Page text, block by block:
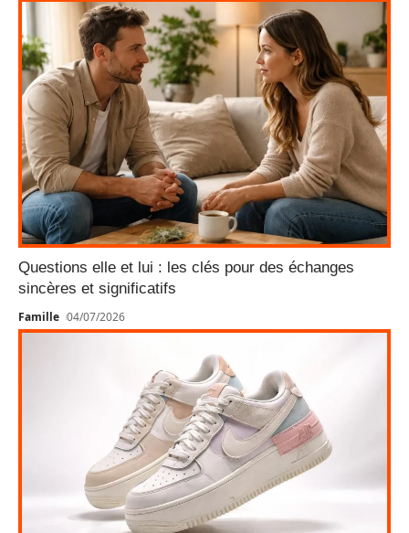
Questions elle et lui : les clés pour des échanges
sincères et significatifs
Famille 04/07/2026